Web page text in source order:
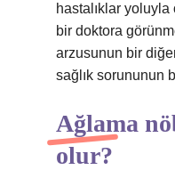
hastalıklar yoluyla
bir doktora
arzusunun bir
sağlık sorununun
Ağlama
olur?